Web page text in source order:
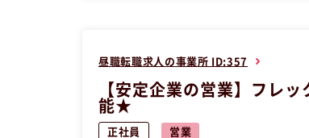
昼職転職求人の事業所 ID:357
【安定企業の営業】フレ
能★
正社員 営業